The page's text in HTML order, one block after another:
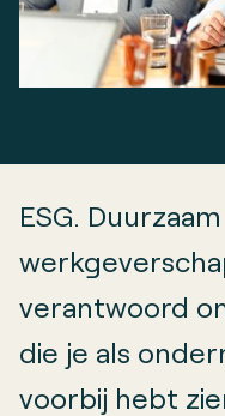
ESG.
verantwoord
die je als
voorbij hebt